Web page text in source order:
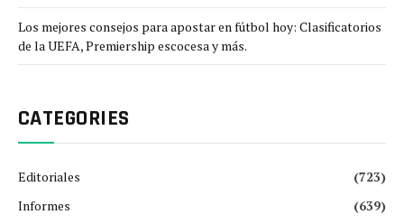
Los mejores consejos para apostar en fútbol hoy: Clasificatorios
de la UEFA, Premiership escocesa y más.
CATEGORIES
Editoriales
(723)
Informes
(639)